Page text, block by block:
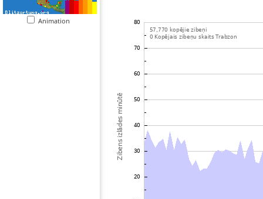
Animation